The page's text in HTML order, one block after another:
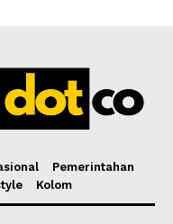
Pemerintahan
Kolom